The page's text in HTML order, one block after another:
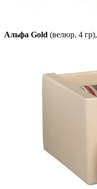
Альфа Gold (велюр, 4 гр),